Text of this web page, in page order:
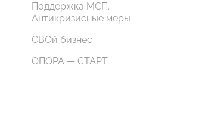
Поддержка МСП.
Антикризисные меры
СВОй бизнес
ОПОРА — СТАРТ